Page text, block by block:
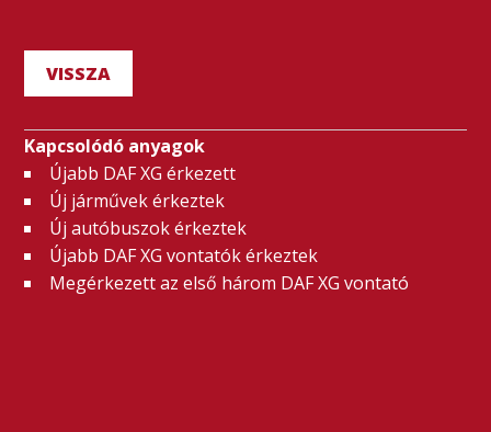
VISSZA
Kapcsolódó anyagok
Újabb DAF XG érkezett
Új járművek érkeztek
Új autóbuszok érkeztek
Újabb DAF XG vontatók érkeztek
Megérkezett az első három DAF XG vontató